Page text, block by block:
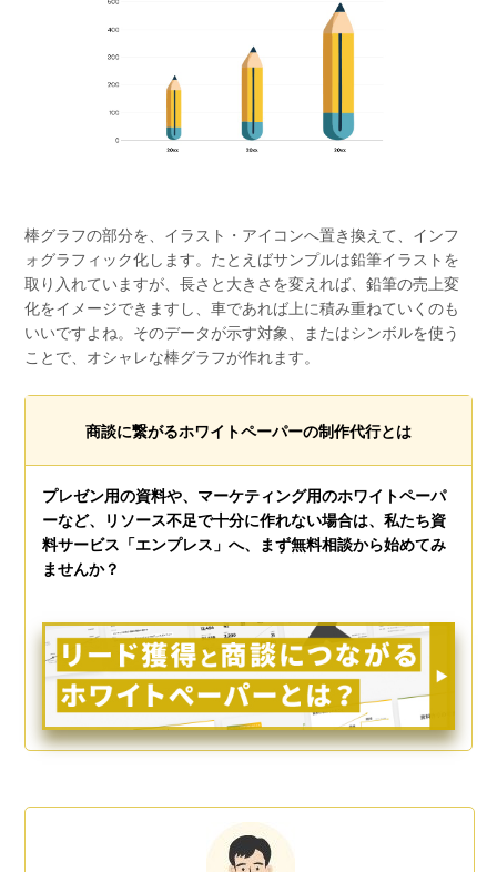
棒グラフの部分を、イラスト・アイコンへ置き換えて、インフ
ォグラフィック化します。たとえばサンプルは鉛筆イラストを
取り入れていますが、長さと大きさを変えれば、鉛筆の売上変
化をイメージできますし、車であれば上に積み重ねていくのも
いいですよね。そのデータが示す対象、またはシンボルを使う
ことで、オシャレな棒グラフが作れます。
商談に繋がるホワイトペーパーの制作代行とは
プレゼン用の資料や、マーケティング用のホワイトペーパ
ーなど、リソース不足で十分に作れない場合は、私たち資
料サービス「エンプレス」へ、まず無料相談から始めてみ
ませんか？